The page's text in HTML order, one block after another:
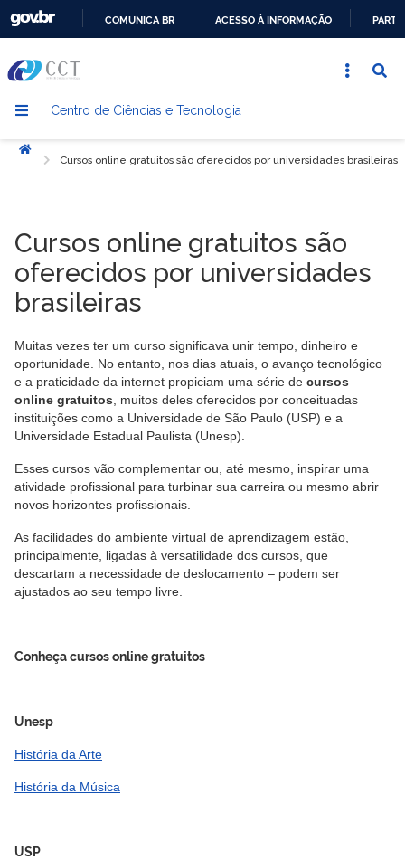
CONTEÚDO
COMUNICA BR ACESSO À INFORMAÇÃO
Centro de Ciências e Tecnologia
Início
Cursos online gratuitos são oferecidos por universidades brasileiras
Cursos online gratuitos são
oferecidos por universidades
brasileiras
Muitas vezes ter um curso significava unir tempo, dinheiro e
oportunidade. No entanto, nos dias atuais, o avanço tecnológico
e a praticidade da internet propiciam uma série de cursos
online gratuitos , muitos deles oferecidos por conceituadas
instituições como a Universidade de São Paulo (USP) e a
Universidade Estadual Paulista (Unesp).
Esses cursos vão complementar ou, até mesmo, inspirar uma
atividade profissional para turbinar sua carreira ou mesmo abrir
novos horizontes profissionais.
As facilidades do ambiente virtual de aprendizagem estão,
principalmente, ligadas à versatilidade dos cursos, que
descartam a necessidade de deslocamento – podem ser
ajustados ao seu tempo livre.
Conheça cursos online gratuitos
Unesp
História da Arte
História da Música
USP